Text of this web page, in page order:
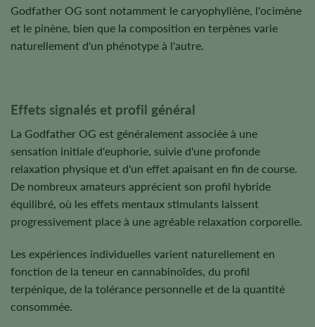
Godfather OG sont notamment le caryophyllène, l'ocimène
et le pinène, bien que la composition en terpènes varie
naturellement d'un phénotype à l'autre.
Effets signalés et profil général
La Godfather OG est généralement associée à une
sensation initiale d'euphorie, suivie d'une profonde
relaxation physique et d'un effet apaisant en fin de course.
De nombreux amateurs apprécient son profil hybride
équilibré, où les effets mentaux stimulants laissent
progressivement place à une agréable relaxation corporelle.
Les expériences individuelles varient naturellement en
fonction de la teneur en cannabinoïdes, du profil
terpénique, de la tolérance personnelle et de la quantité
consommée.